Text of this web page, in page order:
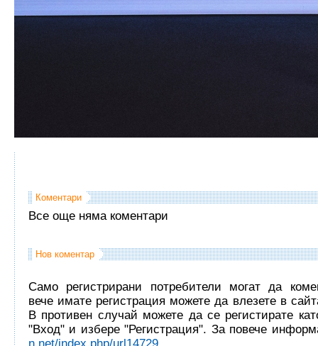
Коментари
Все още няма коментари
Нов коментар
Само регистрирани потребители могат да
вече имате регистрация можете да влезете в
В противен случай можете да се регистирате
"Вход" и избере "Регистрация". За повече